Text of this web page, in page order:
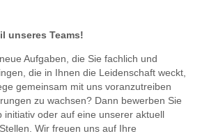
unseres Teams!
Aufgaben, die Sie fachlich und
die in Ihnen die Leidenschaft weckt,
gemeinsam mit uns voranzutreiben
zu wachsen? Dann bewerben Sie
initiativ oder auf eine unserer aktuell
Wir freuen uns auf Ihre